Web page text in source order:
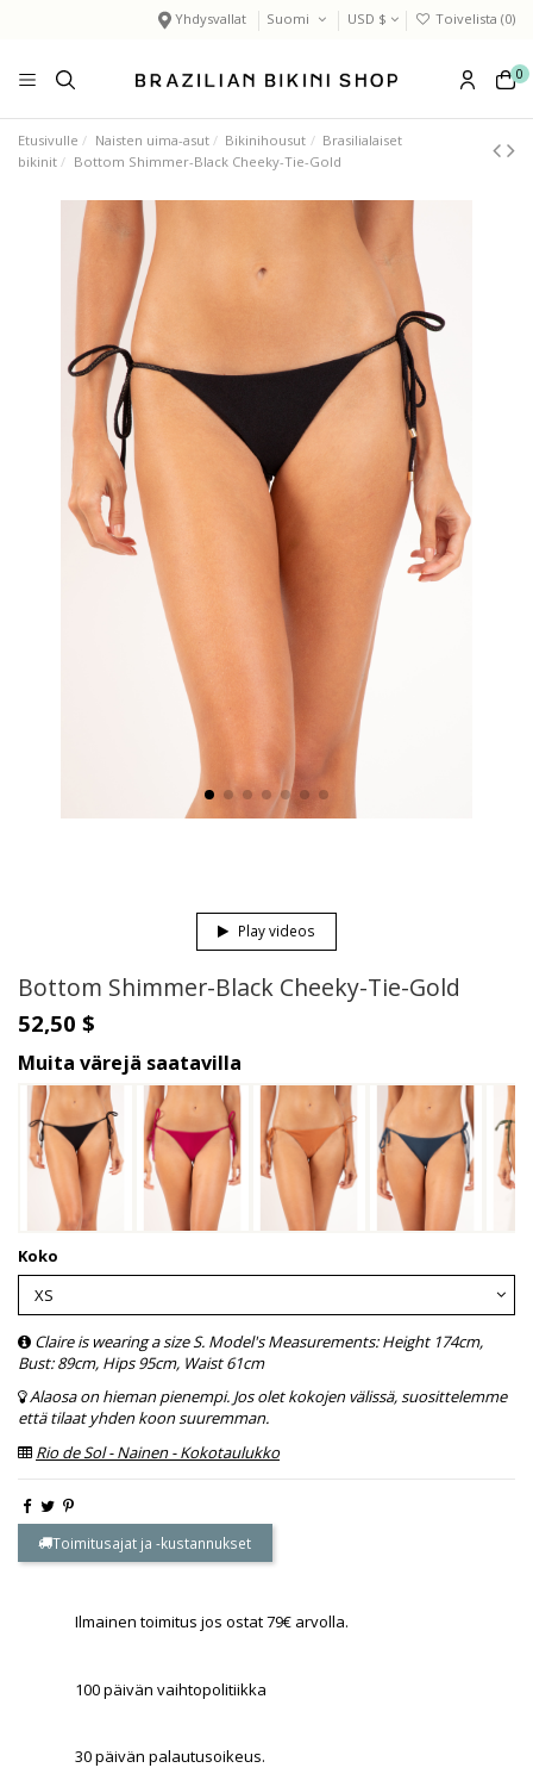
Yhdysvallat Suomi USD $ Toivelista (0)
0
Etusivulle Naisten uima-asut Bikinihousut
Brasilialaiset
bikinit
Bottom Shimmer-Black Cheeky-Tie-Gold
Play videos
Bottom Shimmer-Black Cheeky-Tie-Gold
52,50 $
Muita värejä saatavilla
Koko
Claire is wearing a size S. Model's Measurements: Height 174cm,
Bust: 89cm, Hips 95cm, Waist 61cm
Alaosa on hieman pienempi. Jos olet kokojen välissä, suosittelemme
että tilaat yhden koon suuremman.
Rio de Sol - Nainen - Kokotaulukko
Toimitusajat ja -kustannukset
Ilmainen toimitus jos ostat 79€ arvolla.
100 päivän vaihtopolitiikka
30 päivän palautusoikeus.